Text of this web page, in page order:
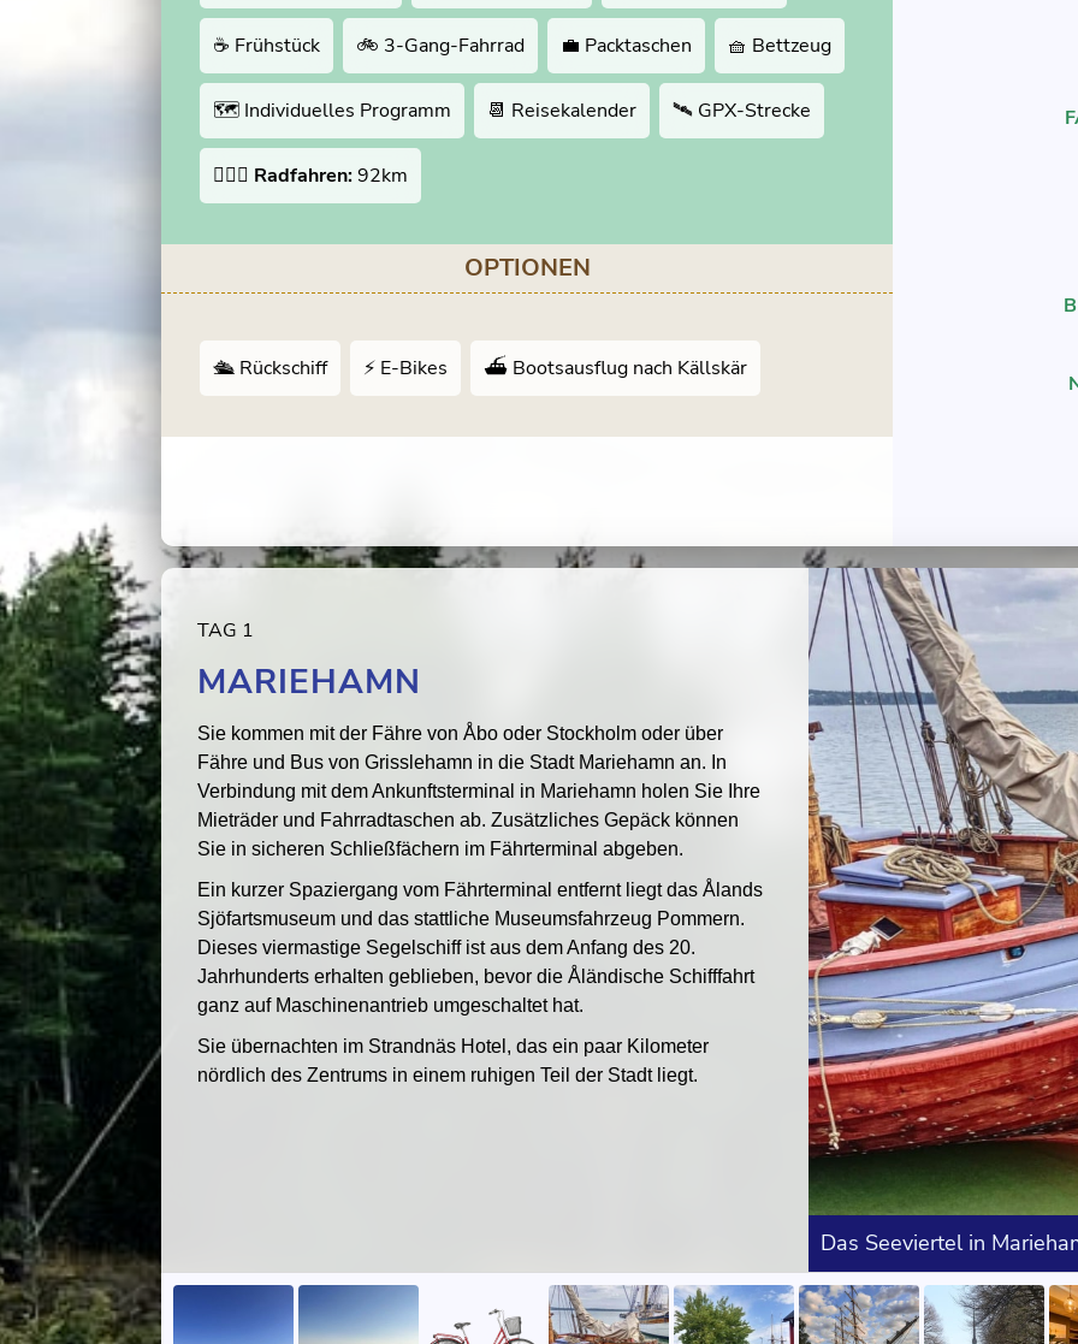
☕️ Frühstück 🚲 3-Gang-Fahrrad 💼 Packtaschen 🧺 Bettzeug
🗺 Individuelles Programm 📆 Reisekalender 🛰 GPX-Strecke
🚴🏻‍♂️ Radfahren:92km
OPTIONEN
🛳 Rückschiff ⚡️ E-Bikes ⛴️ Bootsausflug nach Källskär
TAG 1
MARIEHAMN
Sie kommen mit der Fähre von Åbo oder Stockholm oder über
Fähre und Bus von Grisslehamn in die Stadt Mariehamn an. In
Verbindung mit dem Ankunftsterminal in Mariehamn holen Sie Ihre
Mieträder und Fahrradtaschen ab. Zusätzliches Gepäck können
Sie in sicheren Schließfächern im Fährterminal abgeben.
Ein kurzer Spaziergang vom Fährterminal entfernt liegt das Ålands
Sjöfartsmuseum und das stattliche Museumsfahrzeug Pommern.
Dieses viermastige Segelschiff ist aus dem Anfang des 20.
Jahrhunderts erhalten geblieben, bevor die Åländische Schifffahrt
ganz auf Maschinenantrieb umgeschaltet hat.
Sie übernachten im Strandnäs Hotel, das ein paar Kilometer
nördlich des Zentrums in einem ruhigen Teil der Stadt liegt.
Das Seeviertel in